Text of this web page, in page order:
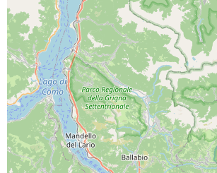
PARTNER DI PROGETTO: